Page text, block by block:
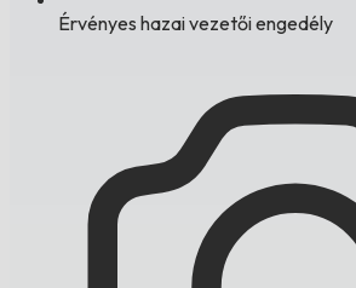
Érvényes hazai vezetői engedély